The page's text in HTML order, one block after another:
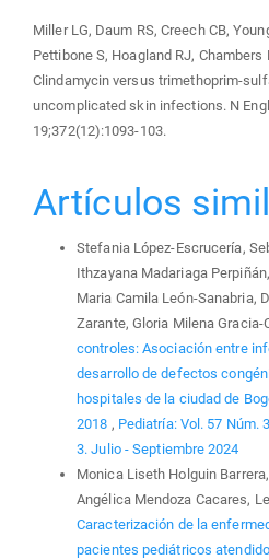
Miller LG, Daum RS, Creech CB,
Pettibone S, Hoagland RJ, Chambers
Clindamycin versus trimethoprim-
uncomplicated skin infections. N
19;372(12):1093-103.
Artículos
Stefania López-Escrucería,
Ithzayana Madariaga
Maria Camila León-Sanabria,
Zarante, Gloria Milena Gracia-
controles: Asociación entre
desarrollo de defectos
hospitales de la ciudad de
2018 , Pediatría: Vol. 57 Núm.
3. Julio - Septiembre 2024
Monica Liseth Holguin
Angélica Mendoza Cacares,
Caracterización de la
pacientes pediátricos